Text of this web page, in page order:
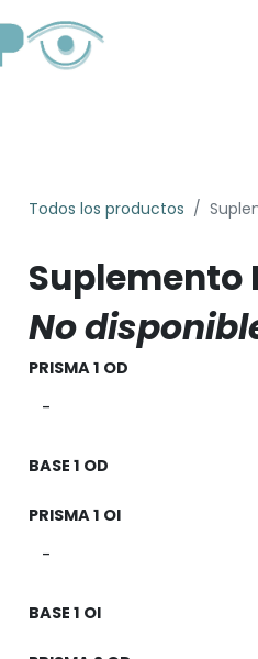
Todos los productos
Suplemento
No
PRISMA 1 OD
BASE 1 OD
PRISMA 1 OI
BASE 1 OI